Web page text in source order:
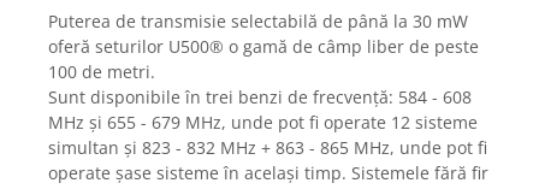
Mixere pentru DJ
Monitorizare In-Ear
Stative pentru Boxe
Stative pentru Microfoane
Puterea de transmisie selectabilă de până la 30 mW
oferă seturilor U500® o gamă de câmp liber de peste
100 de metri.
Sunt disponibile în trei benzi de frecvență: 584 - 608
MHz și 655 - 679 MHz, unde pot fi operate 12 sisteme
simultan și 823 - 832 MHz + 863 - 865 MHz, unde pot fi
operate șase sisteme în același timp. Sistemele fără fir